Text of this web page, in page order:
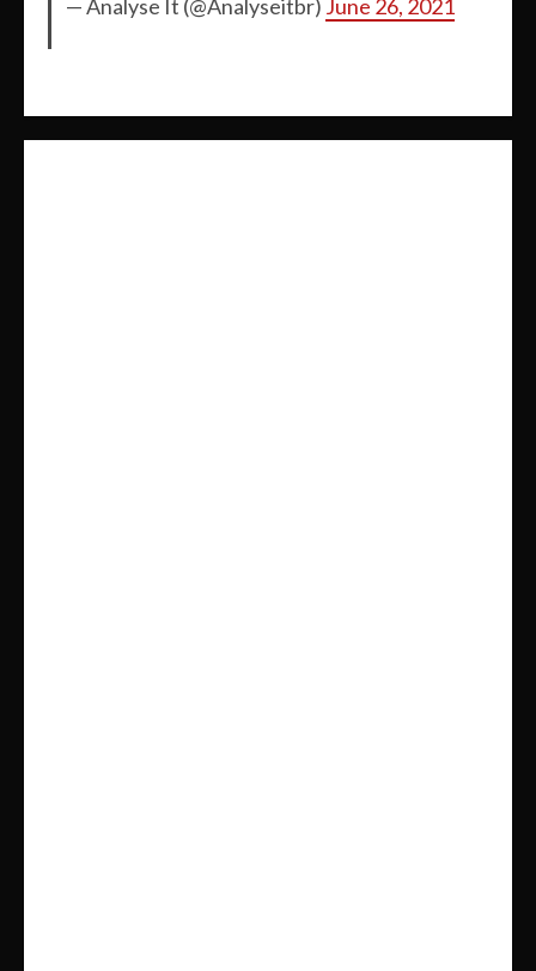
— Analyse It (@Analyseitbr) June 26, 2021